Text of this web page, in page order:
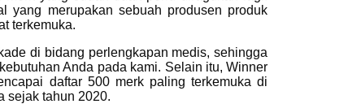
yang merupakan sebuah produsen produk
terkemuka.
di bidang perlengkapan medis, sehingga
Anda pada kami. Selain itu, Winner
daftar 500 merk paling terkemuka di
sejak tahun 2020.